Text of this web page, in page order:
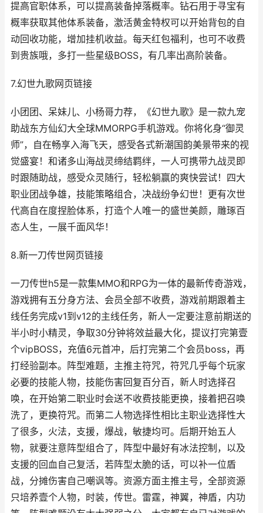
提高官职体系，可以提高装备掉落概率。钻石用于寻宝有
概率获取其他体系装备，激活黄金特权可以开始背包的自
动回收功能，增加挂机收益。每天红包福利，也可不收费
到贵族哦，多打一些星级BOSS，有几率出高阶装备。
7.幻世九歌网页链接
小团团、呆妹儿、小杨哥力荐，《幻世九歌》是一款九宠
助战东方仙幻大全球MMORPG手机游戏。你将化身“御灵
师”，自在畅享入海飞天，感受各式新潮国韵美景带来的视
觉盛宴！和诸多山海战灵缔结羁绊，一人可携带九战灵即
时跟随助战，感受众灵随行，轻松躺赢的爽快尝试！四大
职业团战争雄，技能策略组合，决战纷争幻世！更有次世
代高自在度捏脸体系，打造个人唯一的盛世美颜，雕琢百
态人生，一展千面风华！
8.新一刀传世网页链接
一刀传世h5是一款集MMO和RPG为一体的最新传奇游戏，
游戏拥有五分身方法、会员全部不收费，游戏前期跟着主
线任务完成v1到v12的主线任务，新人一定要注意前期送的
半小时小精灵，争取30分钟将效益最大化，提议打完第壹
个vipBOSS，充值6元首冲，后打完第二个会员boss，再
打经验副本。阵型难题，主推主符咒，符咒几乎每个玩家
必要的技能人物，技能伤害回复百分百，新人时选择召
唤，在开始第二职业时会送不收费技能更换，接着把召唤
洗了，更换符咒。而第二人物选择性相比主职业选择性大
了很多，火法，支援，爆战，敏捷均可。后期开始五人
物，就要注意阵型组合了，阵型中最好有冰法控制，以及
支援的回血自己复活，若阵型太脆的话，可以补一位盾
战，分摊伤害自己嘲讽等。资源方面主推主号，全部资源
只培养壹个人物，时装，传世。雷霆，神翼，神盾，内功